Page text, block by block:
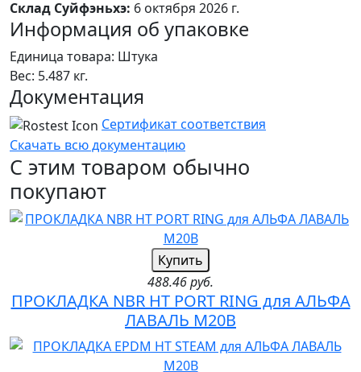
Склад Суйфэньхэ: 6 октября 2026 г.
Информация об упаковке
Единица товара: Штука
Вес: 5.487 кг.
Документация
Сертификат соответствия
Скачать всю документацию
С этим товаром обычно
покупают
Купить
488.46 руб.
ПРОКЛАДКА NBR HT PORT RING для АЛЬФА
ЛАВАЛЬ M20B